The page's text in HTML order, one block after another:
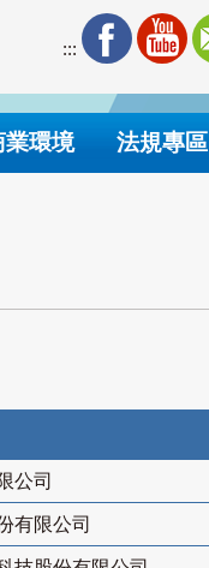
:::
業環境 法規專區
公司
有限公司